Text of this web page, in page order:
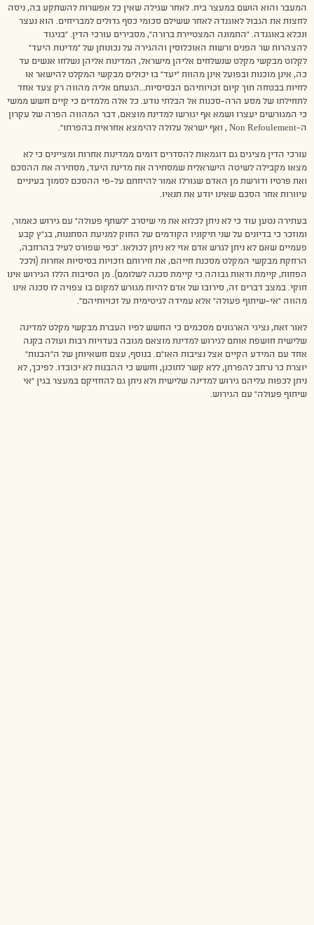
המעבר והוא הושם במעצר בית. לאחר שגילה שאין כל אפשרות להשתקע בה, ניסה
לחצות את הגבול לאוגנדה לאחר ששילם סכומי כסף גדולים למבריחים. הוא נעצר
ונכלא באוגנדה. “התמונה המצטיירת ברורה”, מסבירים עורכי הדין. “בניגוד
להצהרות שר הפנים ורשות האוכלוסין וההגירה על נכונותן של “מדינות היעד”
לקלוט מבקשי מקלט שנשלחים אליהן מישראל, המדינות אליהן נשלחו אנשים עד
כה, אינן מוכנות ובפועל אינן מהוות “יעד” בו יכולים מבקשי המקלט להישאר או
לחיות בבטחה תוך קיום זכויותיהם הבסיסיות…הגעתם אליה מהווה רק צעד אחד
לתחילתו של מסע הרה-סכנות אל הבלתי נודע. כל אלה מלמדים כי קיים חשש ממשי
כי המגורשים יעצרו ושמא אף יגורשו למדינת מוצאם, דבר המהווה הפרה של עקרון
ה-Non Refoulement , ואף ישראל עלולה להימצא אחראית בהפרתו”.
עורכי הדין מציגים גם דוגמאות להסדרים דומים ממדינות אחרות ומציינים כי לא
מצאו מקבילה לשיטה הישראלית שמסתירה את מדינת היעד, מסתירה את ההסכם
ואת פרטיו ודורשת מן האדם שגורלו אמור להיחתם על-פי ההסכם לסמוך בעיניים
עיוורות אחר הסכם שאינו יודע את תנאיו.
בעתירה נטען עוד כי לא ניתן לכלוא את מי שיסרב “לשתף פעולה” עם גירוש כאמור,
ומוזכר כי בדיונים על שני תיקוניו הקודמים של החוק למניעת הסתננות, בג”ץ קבע
פעמיים שאם לא ניתן לגרש אדם אזי לא ניתן לכולאו. “כפי שפורט לעיל בהרחבה,
הרחקת מבקשי המקלט מסכנת חייהם, את חירותם וזכויות בסיסיות אחרות (ולכל
הפחות, קיימת ודאות גבוהה כי קיימת סכנה לשלומם). מן הסיבות הללו הגירוש אינו
חוקי. במצב דברים זה, סירובו של אדם להיות מגורש למקום בו צפויה לו סכנה אינו
מהווה “אי-שיתוף פעולה” אלא עמידה לגיטימית על זכויותיהם”.
לאור זאת, נציגי הארגונים מסכמים כי החשש לפיו העברת מבקשי מקלט למדינה
שלישית חושפת אותם לגירוש למדינת מוצאם מגובה בעדויות רבות ועולה בקנה
אחד עם המידע הקיים אצל נציבות האו”ם. בנוסף, עצם חשאיותן של ה”הבנות”
יוצרת כר נרחב להפרתן, ללא קשר לתוכנן, וחשש כי ההבנות לא יכובדו. לפיכך, לא
ניתן לכפות עליהם גירוש למדינה שלישית ולא ניתן גם להחזיקם במעצר בגין “אי
שיתוף פעולה” עם הגירוש.